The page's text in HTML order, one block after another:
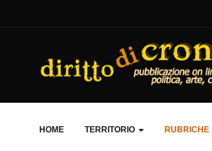
HOME TERRITORIO RUBRICHE